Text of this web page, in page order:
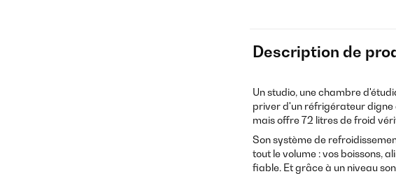
Description de
Un studio, une chambre
priver d'un réfrigérateur digne
mais offre 72 litres de froid
Son système de
tout le volume : vos boissons,
fiable. Et grâce à un niveau